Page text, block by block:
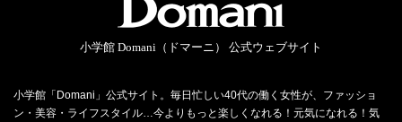
小学館 Domani（ドマーニ） 公式ウェブサイト
小学館「Domani」公式サイト。毎日忙しい40代の働く女性が、ファッショ
ン・美容・ライフスタイル…今よりもっと楽しくなれる！元気になれる！気